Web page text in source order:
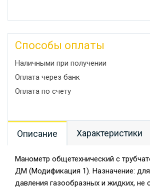
Способы оплаты
Наличными при получении
Оплата через банк
Оплата по счету
Описание Характеристики
Манометр общетехнический с
ДМ (Модификация 1). Назначение:
давления газообразных и жидких, не